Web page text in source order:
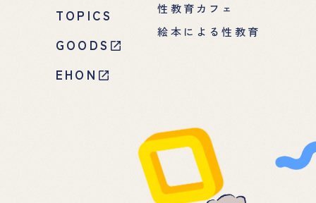
TOPICS
GOODS
EHON
性教育カフェ
絵本による性教育